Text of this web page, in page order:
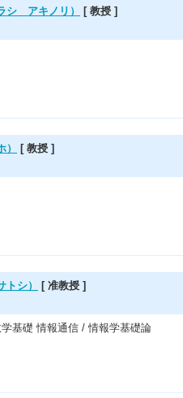
シ アキノリ） [ 教授 ]
[ 教授 ]
シ） [ 准教授 ]
基礎 情報通信 / 情報学基礎論